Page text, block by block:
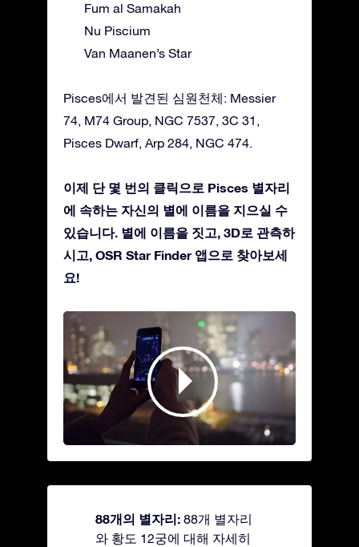
Fum al Samakah
Nu Piscium
Van Maanen’s Star
Pisces에서 발견된 심원천체: Messier
74, M74 Group, NGC 7537, 3C 31,
Pisces Dwarf, Arp 284, NGC 474.
이제 단 몇 번의 클릭으로 Pisces 별자리
에 속하는 자신의 별에 이름을 지으실 수
있습니다. 별에 이름을 짓고, 3D로 관측하
시고, OSR Star Finder 앱으로 찾아보세
요!
88개의 별자리: 88개 별자리
와 황도 12궁에 대해 자세히